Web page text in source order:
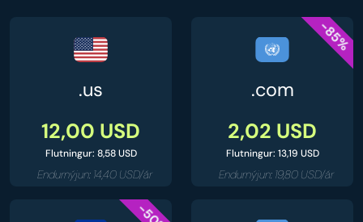
.us
12,00 USD
Flutningur: 8,58 USD
Endurnýjun: 14,40 USD/ár
-85%
.com
2,02 USD
Flutningur: 13,19 USD
Endurnýjun: 19,80 USD/ár